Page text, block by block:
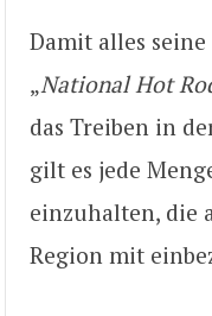
Damit alles
„National Hot
das Treiben in
gilt es jede
einzuhalten, die
Region mit